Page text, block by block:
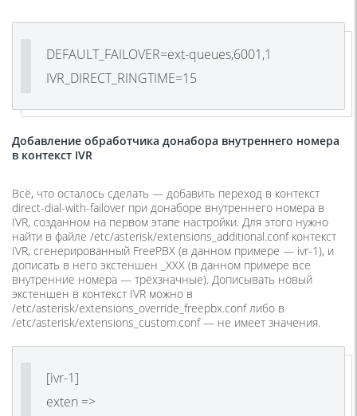
DEFAULT_FAILOVER=ext-queues,6001,1
IVR_DIRECT_RINGTIME=15
Добавление обработчика донабора внутреннего номера
в контекст IVR
Всё, что осталось сделать — добавить переход в контекст
direct-dial-with-failover при донаборе внутреннего номера в
IVR, созданном на первом этапе настройки. Для этого нужно
найти в файле /etc/asterisk/extensions_additional.conf контекст
IVR, сгенерированный FreePBX (в данном примере — ivr-1), и
дописать в него экстеншен _XXX (в данном примере все
внутренние номера — трёхзначные). Дописывать новый
экстеншен в контекст IVR можно в
/etc/asterisk/extensions_override_freepbx.conf либо в
/etc/asterisk/extensions_custom.conf — не имеет значения.
[ivr-1]
exten =>